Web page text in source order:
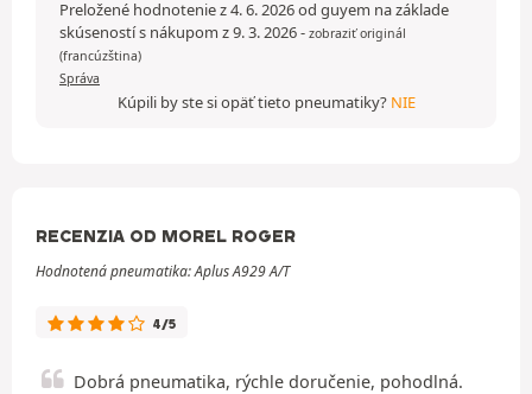
Preložené hodnotenie z 4. 6. 2026 od guyem na základe
skúseností s nákupom z 9. 3. 2026- zobraziť originál
(francúzština)
Správa
Kúpili by ste si opäť tieto pneumatiky? NIE
RECENZIA OD MOREL ROGER
Hodnotená pneumatika: Aplus A929 A/T
4/5
Dobrá pneumatika, rýchle doručenie, pohodlná.